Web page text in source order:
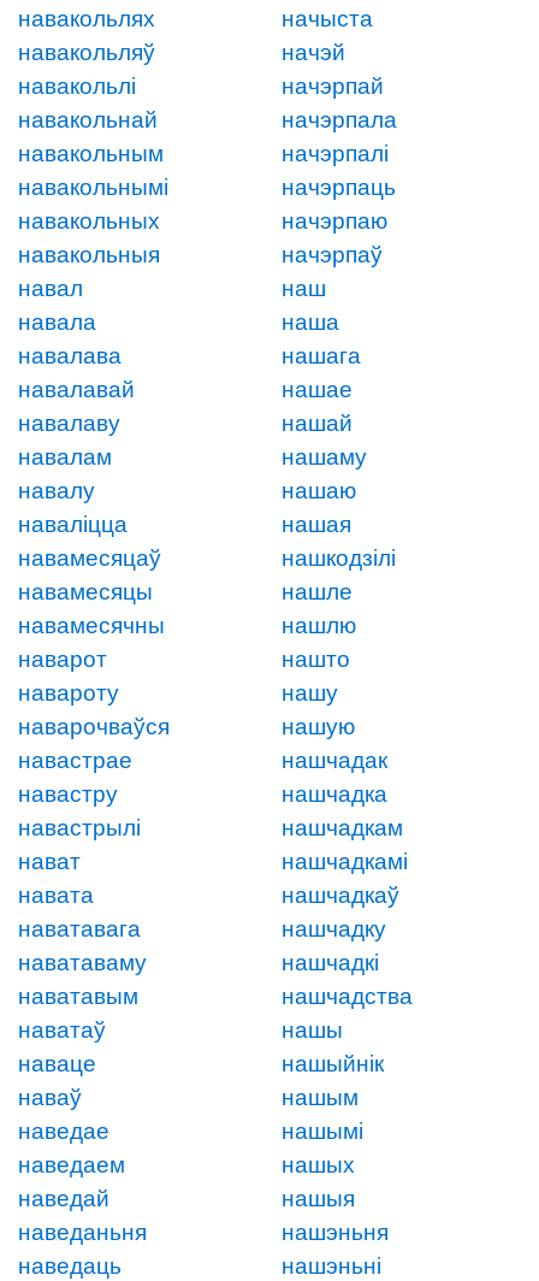
навакольлях
навакольляў
навакольлі
навакольнай
навакольным
навакольнымі
навакольных
навакольныя
навал
навала
навалава
навалавай
навалаву
навалам
навалу
наваліцца
навамесяцаў
навамесяцы
навамесячны
наварот
навароту
наварочваўся
навастрае
навастру
навастрылі
нават
навата
наватавага
наватаваму
наватавым
наватаў
наваце
наваў
наведае
наведаем
наведай
наведаньня
наведаць
начыста
начэй
начэрпай
начэрпала
начэрпалі
начэрпаць
начэрпаю
начэрпаў
наш
наша
нашага
нашае
нашай
нашаму
нашаю
нашая
нашкодзілі
нашле
нашлю
нашто
нашу
нашую
нашчадак
нашчадка
нашчадкам
нашчадкамі
нашчадкаў
нашчадку
нашчадкі
нашчадства
нашы
нашыйнік
нашым
нашымі
нашых
нашыя
нашэньня
нашэньні